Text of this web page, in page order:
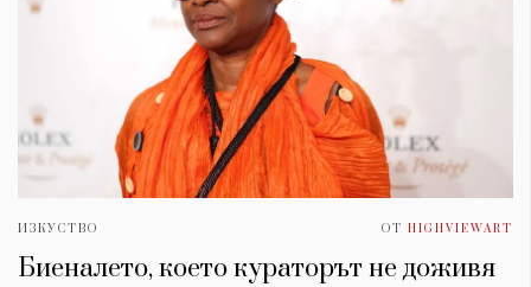
ИЗКУСТВО ОТ HIGHVIEWART
Биеналето, което кураторът не доживя